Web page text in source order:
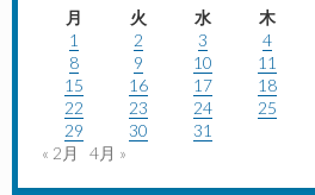
月
火 水 木
1
2 3 4
8
9 10 11
15
16 17 18
22
23 24 25
29
30
31
« 2月
4月 »